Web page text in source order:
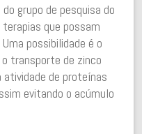
grupo de pesquisa do
que possam
possibilidade é o
transporte de zinco
atividade de proteínas
evitando o acúmulo